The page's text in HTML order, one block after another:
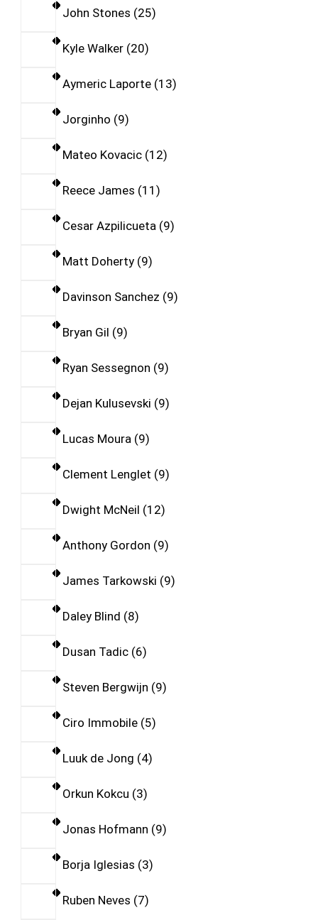
John Stones 25
Kyle Walker 20
Aymeric Laporte 13
Jorginho 9
Mateo Kovacic 12
Reece James 11
Cesar Azpilicueta 9
Matt Doherty 9
Davinson Sanchez 9
Bryan Gil 9
Ryan Sessegnon 9
Dejan Kulusevski 9
Lucas Moura 9
Clement Lenglet 9
Dwight McNeil 12
Anthony Gordon 9
James Tarkowski 9
Daley Blind 8
Dusan Tadic 6
Steven Bergwijn 9
Ciro Immobile 5
Luuk de Jong 4
Orkun Kokcu 3
Jonas Hofmann 9
Borja Iglesias 3
Ruben Neves 7